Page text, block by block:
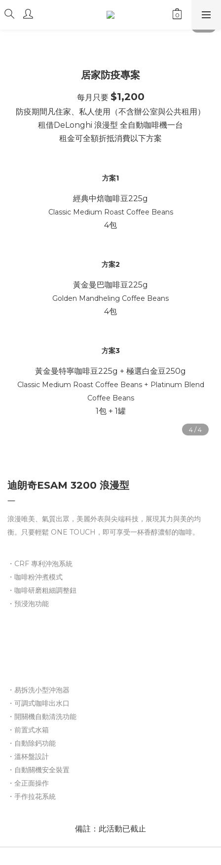
居家防疫專案
每月只要 $1,200
防疫期間凡住家、私人使用（不含辦公室與公共租用）
租借DeLonghi 浪漫型 全自動咖啡機一台
租金可全額折抵消費以下方案
方案1
經典中焙咖啡豆225g
Classic Medium Roast Coffee Beans
4包
方案2
黃金曼巴咖啡豆225g
Golden Mandheling Coffee Beans
4包
方案3
黃金曼特寧咖啡豆225g + 極選白金豆250g
Classic Medium Roast Coffee Beans + Platinum Blend
Coffee Beans
1包 + 1罐
迪朗奇ESAM 3200 浪漫型
―
浪漫唯美、氣質出眾，美麗外表與尖端科技，展現其力與美的均
衡。只要輕鬆 ONE TOUCH，即可享受一杯香醇濃郁的咖啡。
・CRF 專利沖泡系統
・咖啡粉沖煮模式
・咖啡研磨粗細調整鈕
・預浸泡功能
・易拆洗小型沖泡器
・可調式咖啡出水口
・開關機自動清洗功能
・前置式水箱
・自動除鈣功能
・溫杯盤設計
・自動關機安全裝置
・全正面操作
・手作拉花系統
備註：此活動已截止